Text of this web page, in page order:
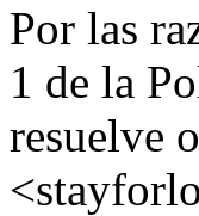
Por las
1 de la
resuelve